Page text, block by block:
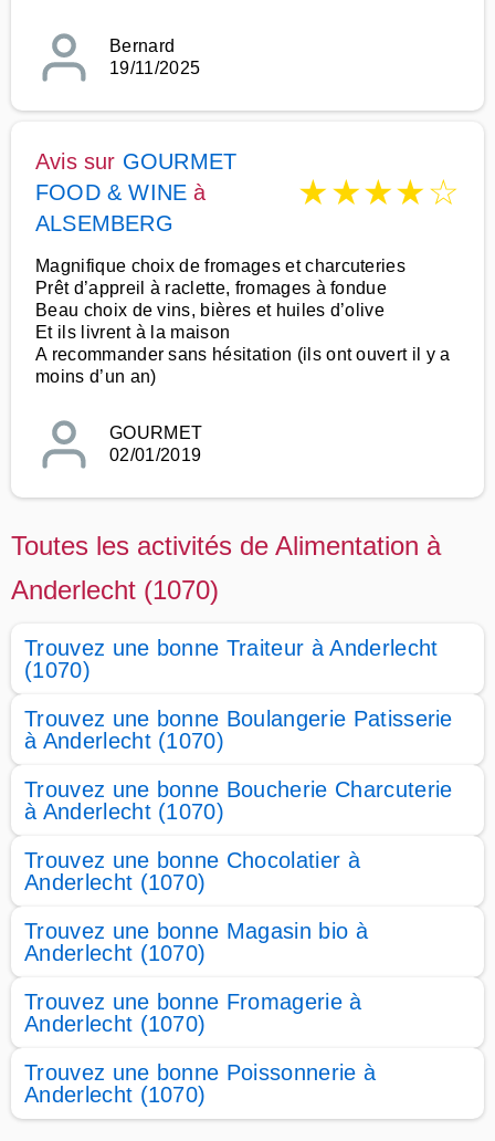
Bernard
19/11/2025
Avis sur GOURMET
FOOD & WINEà
ALSEMBERG
★★★★☆
Magnifique choix de fromages et charcuteries
Prêt d’appreil à raclette, fromages à fondue
Beau choix de vins, bières et huiles d’olive
Et ils livrent à la maison
A recommander sans hésitation (ils ont ouvert il y a
moins d’un an)
GOURMET
02/01/2019
Toutes les activités de Alimentation à
Anderlecht (1070)
Trouvez une bonne Traiteur à Anderlecht
(1070)
Trouvez une bonne Boulangerie Patisserie
à Anderlecht (1070)
Trouvez une bonne Boucherie Charcuterie
à Anderlecht (1070)
Trouvez une bonne Chocolatier à
Anderlecht (1070)
Trouvez une bonne Magasin bio à
Anderlecht (1070)
Trouvez une bonne Fromagerie à
Anderlecht (1070)
Trouvez une bonne Poissonnerie à
Anderlecht (1070)